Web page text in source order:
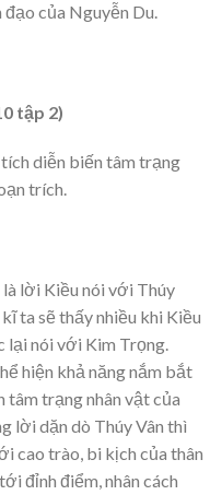
của Nguyễn Du.
tập 2)
diễn biến tâm trạng
trích.
là lời Kiều nói với Thúy
ta sẽ thấy nhiều khi Kiều
lại nói với Kim Trọng.
hiện khả năng nắm bắt
tâm trạng nhân vật của
lời dặn dò Thúy Vân thì
cao trào, bi kịch của thân
đỉnh điểm, nhân cách